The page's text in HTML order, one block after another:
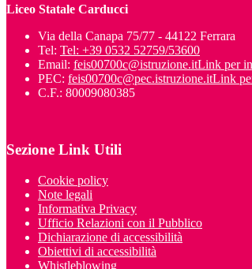
Liceo Statale Carducci
Via della Canapa 75/77 - 44122 Ferrara
Tel: Tel: +39 0532 52759/53600
Email: feis00700c@istruzione.itLink per
PEC: feis00700c@pec.istruzione.itLink
C.F.: 80009080385
Sezione Link Utili
Cookie policy
Note legali
Informativa Privacy
Ufficio Relazioni con il Pubblico
Dichiarazione di accessibilità
Obiettivi di accessibilità
Whistleblowing